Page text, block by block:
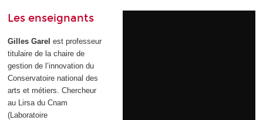
Les enseignants
Gilles Garel est professeur
titulaire de la chaire de
gestion de l’innovation du
Conservatoire national des
arts et métiers. Chercheur
au Lirsa du Cnam
(Laboratoire